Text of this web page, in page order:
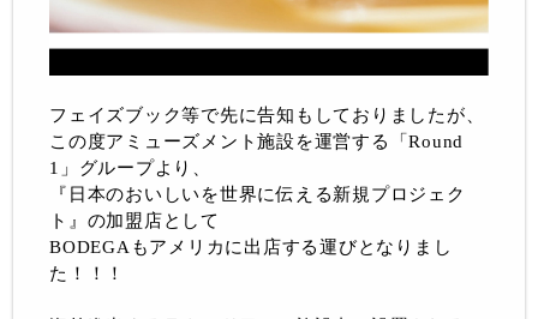
フェイズブック等で先に告知もしておりましたが、
この度アミューズメント施設を運営する「Round
1」グループより、
『日本のおいしいを世界に伝える新規プロジェク
ト』の加盟店として
BODEGAもアメリカに出店する運びとなりまし
た！！！